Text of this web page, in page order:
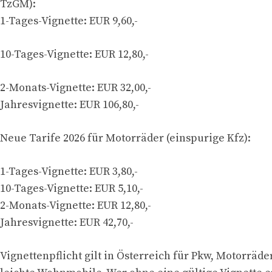
TzGM):
1-Tages-Vignette: EUR 9,60,-
10-Tages-Vignette: EUR 12,80,-
2-Monats-Vignette: EUR 32,00,-
Jahresvignette: EUR 106,80,-
Neue Tarife 2026 für Motorräder (einspurige Kfz):
1-Tages-Vignette: EUR 3,80,-
10-Tages-Vignette: EUR 5,10,-
2-Monats-Vignette: EUR 12,80,-
Jahresvignette: EUR 42,70,-
Vignettenpflicht gilt in Österreich für Pkw,